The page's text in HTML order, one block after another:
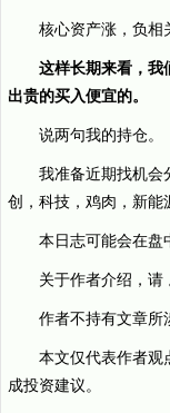
核心资产涨，负相
这样长期来看，我
出贵的买入便宜的。
说两句我的持仓。
我准备近期找机会
创，科技，鸡肉，新能
本日志可能会在盘
关于作者介绍，请
作者不持有文章所
本文仅代表作者观
成投资建议。